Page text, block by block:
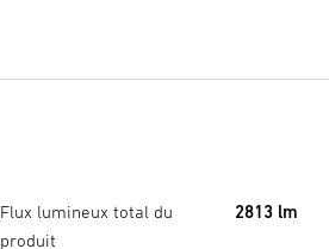
Flux lumineux total du
produit
2813 lm